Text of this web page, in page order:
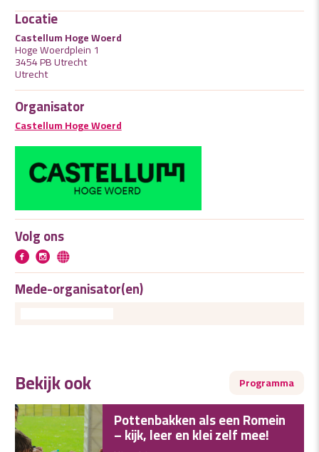
Locatie
Castellum Hoge Woerd
Hoge Woerdplein 1
3454 PB Utrecht
Utrecht
Organisator
Castellum Hoge Woerd
Volg ons
Mede-organisator(en)
Bekijk ook Programma
Pottenbakken als een Romein
– kijk, leer en klei zelf mee!